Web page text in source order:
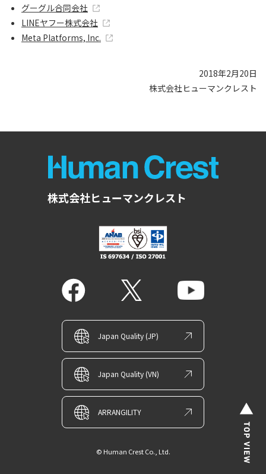
グーグル合同会社
LINEヤフー株式会社
Meta Platforms, Inc.
2018年2月20日
株式会社ヒューマンクレスト
株式会社ヒューマンクレスト
Japan Quality (JP)
Japan Quality (VN)
ARRANGILITY
© Human Crest Co., Ltd.